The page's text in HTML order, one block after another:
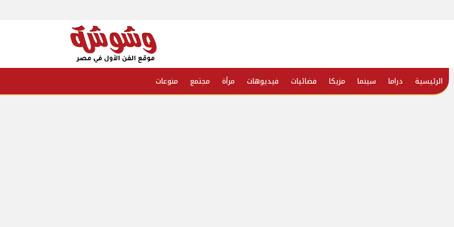
الرئيسية دراما سينما مزيكا فضائيات فيديوهات مرأة مجتمع منوعات